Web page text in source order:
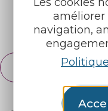
améliorer
navigation,
Espace
Français